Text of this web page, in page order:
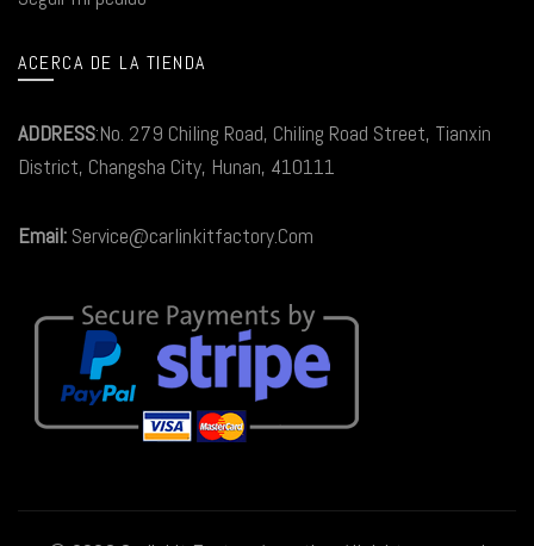
ACERCA DE LA TIENDA
ADDRESS:No. 279 Chiling Road, Chiling Road Street, Tianxin
District, Changsha City, Hunan, 410111
Email: Service@carlinkitfactory.Com